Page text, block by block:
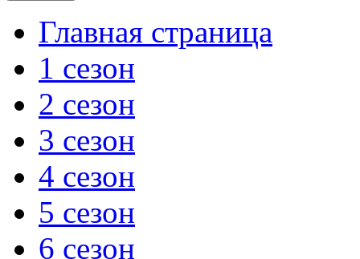
Главная страница
1 сезон
2 сезон
3 сезон
4 сезон
5 сезон
6 сезон